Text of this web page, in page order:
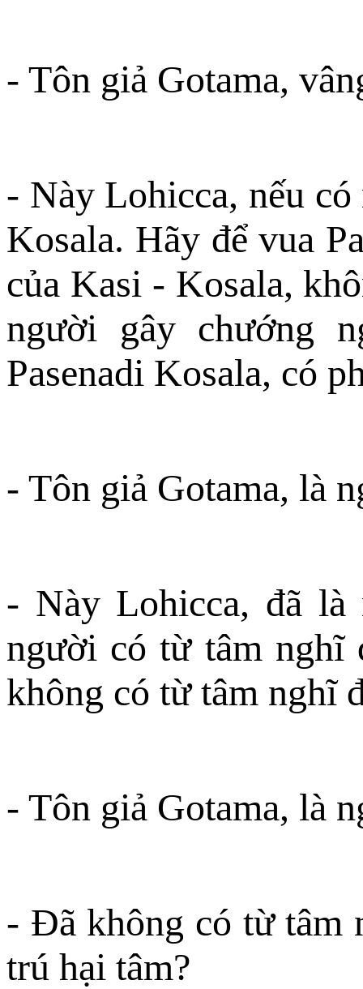
- Tôn giả Gotama,
- Này Lohicca, nếu
Kosala. Hãy để vua
của Kasi - Kosala,
người gây chướng
Pasenadi Kosala, có
- Tôn giả Gotama, là
- Này Lohicca, đã
người có từ tâm nghĩ
không có từ tâm nghĩ
- Tôn giả Gotama, là
- Ðã không có từ tâm
trú hại tâm?